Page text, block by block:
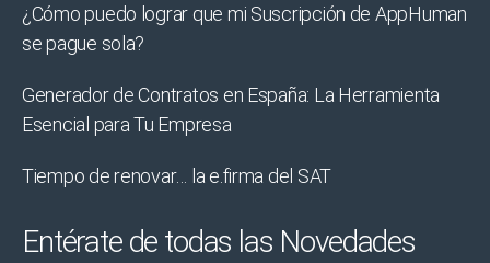
¿Cómo puedo lograr que mi Suscripción de AppHuman
se pague sola?
Generador de Contratos en España: La Herramienta
Esencial para Tu Empresa
Tiempo de renovar… la e.firma del SAT
Entérate de todas las Novedades